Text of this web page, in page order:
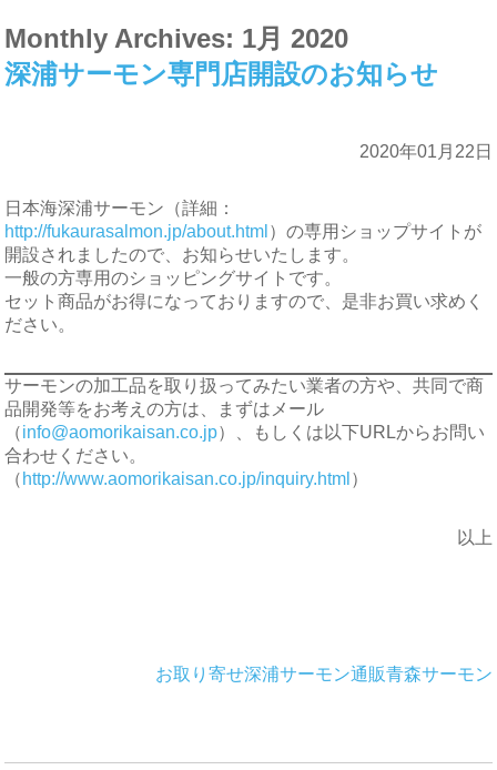
Monthly Archives: 1月 2020
深浦サーモン専門店開設のお知らせ
2020年01月22日
日本海深浦サーモン（詳細：
http://fukaurasalmon.jp/about.html ）の専用ショップサイトが
開設されましたので、お知らせいたします。
一般の方専用のショッピングサイトです。
セット商品がお得になっておりますので、是非お買い求めく
ださい。
サーモンの加工品を取り扱ってみたい業者の方や、共同で商
品開発等をお考えの方は、まずはメール
（info@aomorikaisan.co.jp）、もしくは以下URLからお問い
合わせください。
（ http://www.aomorikaisan.co.jp/inquiry.html ）
以上
お取り寄せ深浦サーモン通販青森サーモン